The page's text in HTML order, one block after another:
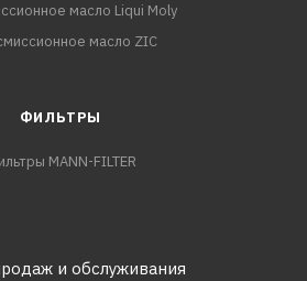
масло Liqui Moly
масло ZIC
ФИЛЬТРЫ
MANN-FILTER
и обслуживания